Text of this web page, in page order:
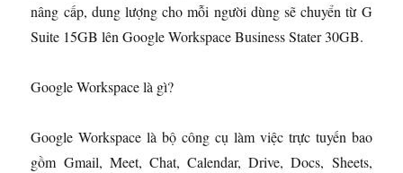
nâng cấp, dung lượng cho mỗi người dùng sẽ chuyển từ G
Suite 15GB lên Google Workspace Business Stater 30GB.
Google Workspace là gì?
Google Workspace là bộ công cụ làm việc trực tuyến bao
gồm Gmail, Meet, Chat, Calendar, Drive, Docs, Sheets,